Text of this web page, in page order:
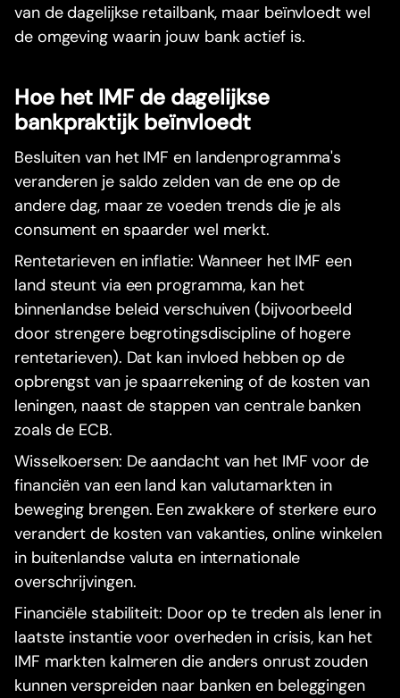
van de dagelijkse retailbank, maar beïnvloedt wel
de omgeving waarin jouw bank actief is.
Hoe het IMF de dagelijkse
bankpraktijk beïnvloedt
Besluiten van het IMF en landenprogramma's
veranderen je saldo zelden van de ene op de
andere dag, maar ze voeden trends die je als
consument en spaarder wel merkt.
Rentetarieven en inflatie: Wanneer het IMF een
land steunt via een programma, kan het
binnenlandse beleid verschuiven (bijvoorbeeld
door strengere begrotingsdiscipline of hogere
rentetarieven). Dat kan invloed hebben op de
opbrengst van je spaarrekening of de kosten van
leningen, naast de stappen van centrale banken
zoals de ECB.
Wisselkoersen: De aandacht van het IMF voor de
financiën van een land kan valutamarkten in
beweging brengen. Een zwakkere of sterkere euro
verandert de kosten van vakanties, online winkelen
in buitenlandse valuta en internationale
overschrijvingen.
Financiële stabiliteit: Door op te treden als lener in
laatste instantie voor overheden in crisis, kan het
IMF markten kalmeren die anders onrust zouden
kunnen verspreiden naar banken en beleggingen